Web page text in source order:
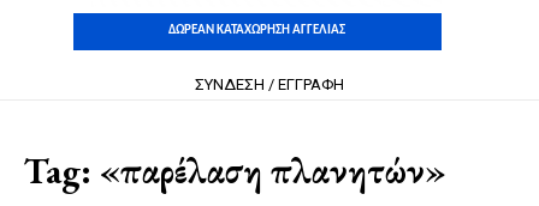
ΔΩΡΕΑΝ ΚΑΤΑΧΩΡΗΣΗ ΑΓΓΕΛΙΑΣ
ΣΥΝΔΕΣΗ / ΕΓΓΡΑΦΗ
Tag: «παρέλαση πλανητών»